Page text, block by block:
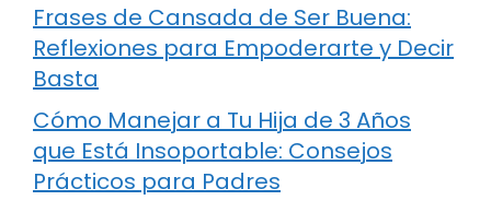
Frases de Cansada de Ser Buena:
Reflexiones para Empoderarte y Decir
Basta
Cómo Manejar a Tu Hija de 3 Años
que Está Insoportable: Consejos
Prácticos para Padres